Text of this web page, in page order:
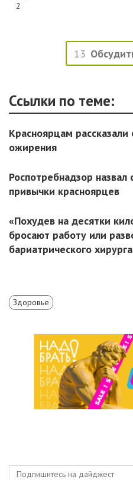
2
13
Ссылки по теме:
Красноярцам
ожирения
Роспотребнадзор
привычки красноярцев
«Похудев на десятки
бросают работу или
бариатрического
Здоровье